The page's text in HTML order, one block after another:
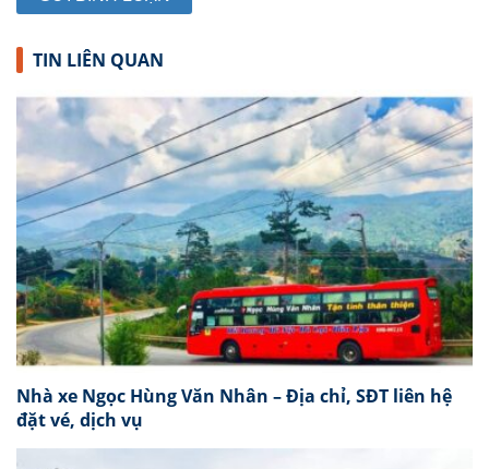
TIN LIÊN QUAN
Nhà xe Ngọc Hùng Văn Nhân – Địa chỉ, SĐT liên hệ
đặt vé, dịch vụ